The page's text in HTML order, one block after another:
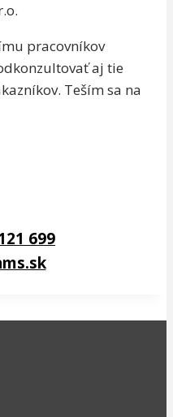
pracovníkov
aj tie
Teším sa na
699